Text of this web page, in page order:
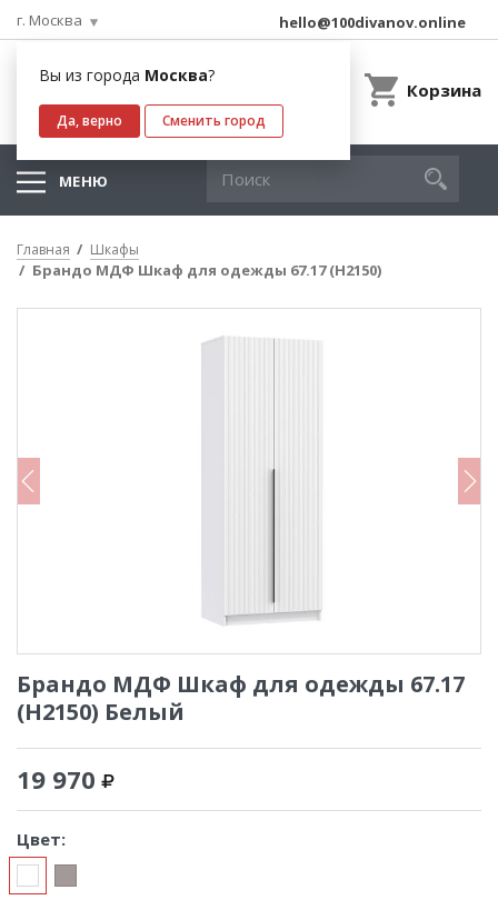
г. Москва
Вы из города Москва?
Да, верно Сменить город
hello@100divanov.online
Корзина
МЕНЮ
Главная Шкафы
Брандо МДФ Шкаф для одежды 67.17 (Н2150)
Брандо МДФ Шкаф для одежды 67.17
(Н2150) Белый
19 970
Цвет: